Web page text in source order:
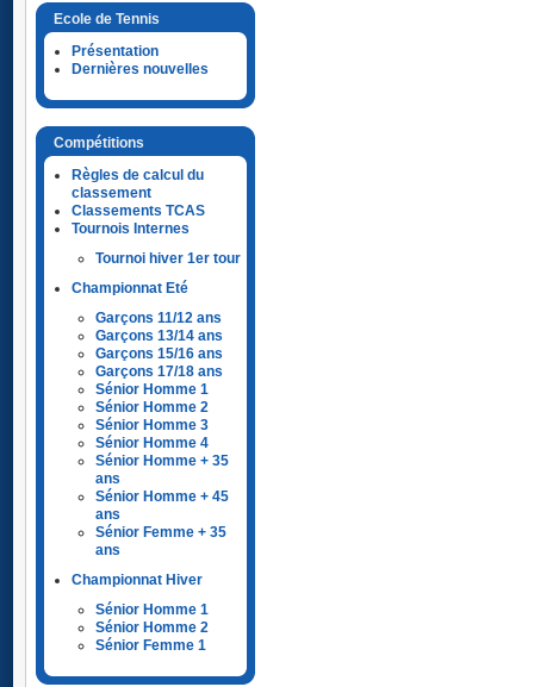
Ecole de Tennis
Présentation
Dernières nouvelles
Compétitions
Règles de calcul du
classement
Classements TCAS
Tournois Internes
Tournoi hiver 1er tour
Championnat Eté
Garçons 11/12 ans
Garçons 13/14 ans
Garçons 15/16 ans
Garçons 17/18 ans
Sénior Homme 1
Sénior Homme 2
Sénior Homme 3
Sénior Homme 4
Sénior Homme + 35
ans
Sénior Homme + 45
ans
Sénior Femme + 35
ans
Championnat Hiver
Sénior Homme 1
Sénior Homme 2
Sénior Femme 1